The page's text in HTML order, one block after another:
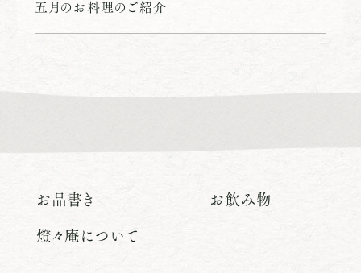
五月のお料理のご紹介
お品書き
お飲み物
燈々庵について